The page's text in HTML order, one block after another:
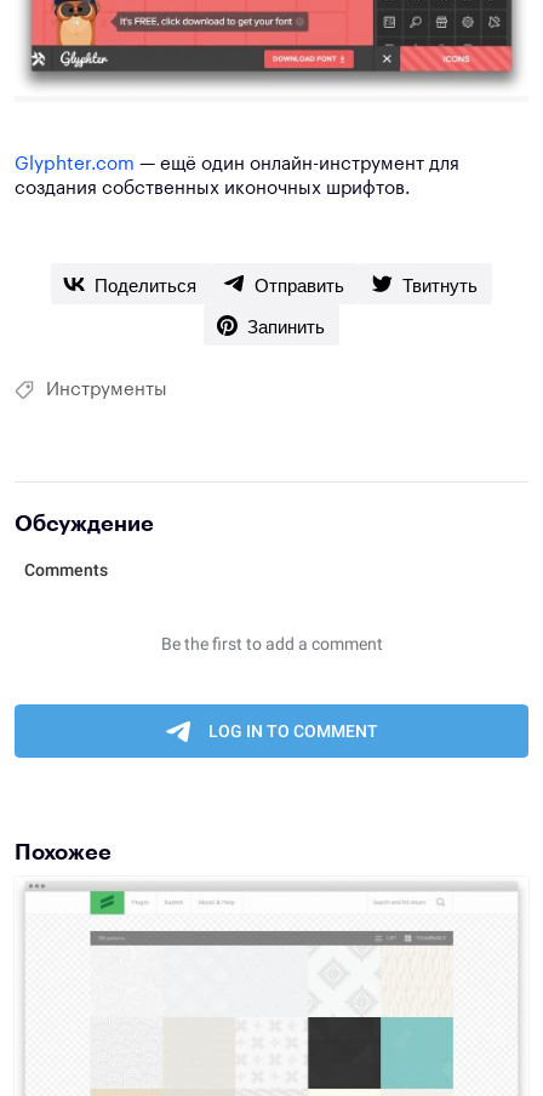
Glyphter.com — ещё один онлайн-инструмент для
создания собственных иконочных шрифтов.
Поделиться Отправить
Твитнуть
Запинить
Инструменты
Обсуждение
Похожее